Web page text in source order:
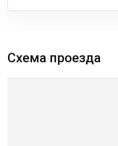
Схема проезда